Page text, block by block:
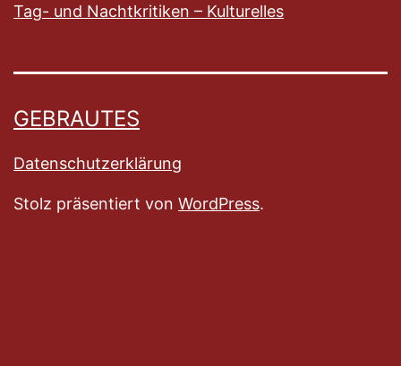
Tag- und Nachtkritiken – Kulturelles
GEBRAUTES
Datenschutzerklärung
Stolz präsentiert von WordPress.